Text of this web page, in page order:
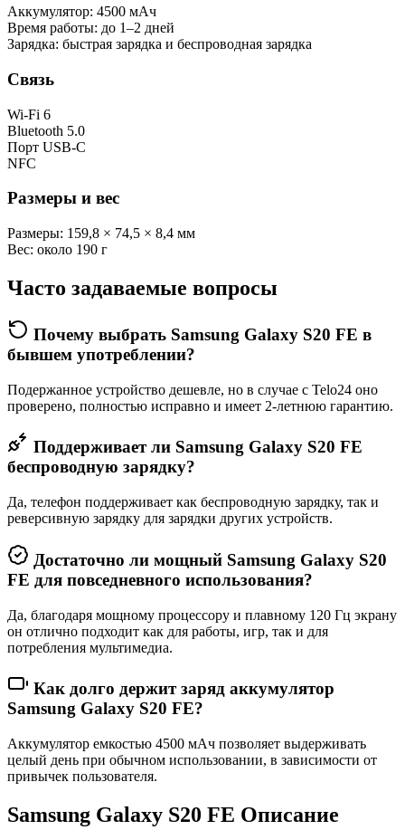
Аккумулятор: 4500 мАч
Время работы: до 1–2 дней
Зарядка: быстрая зарядка и беспроводная зарядка
Связь
Wi-Fi 6
Bluetooth 5.0
Порт USB-C
NFC
Размеры и вес
Размеры: 159,8 × 74,5 × 8,4 мм
Вес: около 190 г
Часто задаваемые вопросы
Почему выбрать Samsung Galaxy S20 FE в
бывшем употреблении?
Подержанное устройство дешевле, но в случае с Telo24 оно
проверено, полностью исправно и имеет 2-летнюю гарантию.
Поддерживает ли Samsung Galaxy S20 FE
беспроводную зарядку?
Да, телефон поддерживает как беспроводную зарядку, так и
реверсивную зарядку для зарядки других устройств.
Достаточно ли мощный Samsung Galaxy S20
FE для повседневного использования?
Да, благодаря мощному процессору и плавному 120 Гц экрану
он отлично подходит как для работы, игр, так и для
потребления мультимедиа.
Как долго держит заряд аккумулятор
Samsung Galaxy S20 FE?
Аккумулятор емкостью 4500 мАч позволяет выдерживать
целый день при обычном использовании, в зависимости от
привычек пользователя.
Samsung Galaxy S20 FE Описание